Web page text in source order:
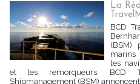
La
BCD
(BSM)
marins
les
et les remorqueurs. BCD
Shipmanagement (BSM)